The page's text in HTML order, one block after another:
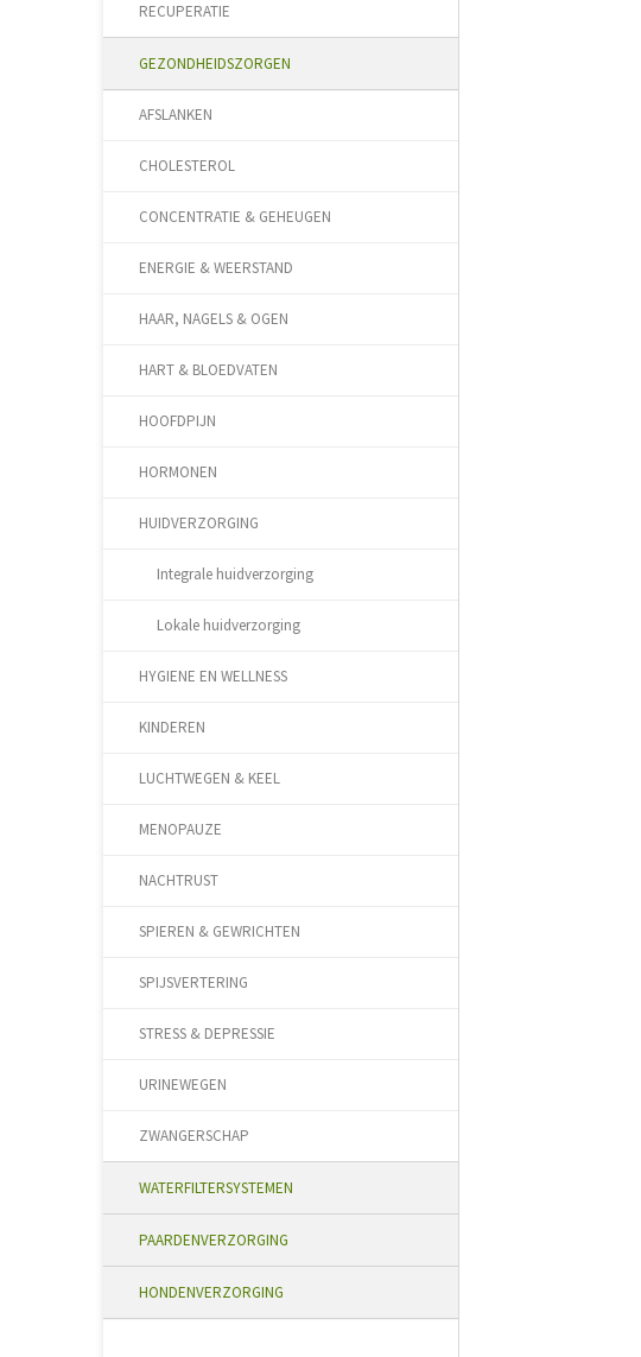
RECUPERATIE
GEZONDHEIDSZORGEN
AFSLANKEN
CHOLESTEROL
CONCENTRATIE & GEHEUGEN
ENERGIE & WEERSTAND
HAAR, NAGELS & OGEN
HART & BLOEDVATEN
HOOFDPIJN
HORMONEN
HUIDVERZORGING
Integrale huidverzorging
Lokale huidverzorging
HYGIENE EN WELLNESS
KINDEREN
LUCHTWEGEN & KEEL
MENOPAUZE
NACHTRUST
SPIEREN & GEWRICHTEN
SPIJSVERTERING
STRESS & DEPRESSIE
URINEWEGEN
ZWANGERSCHAP
WATERFILTERSYSTEMEN
PAARDENVERZORGING
HONDENVERZORGING